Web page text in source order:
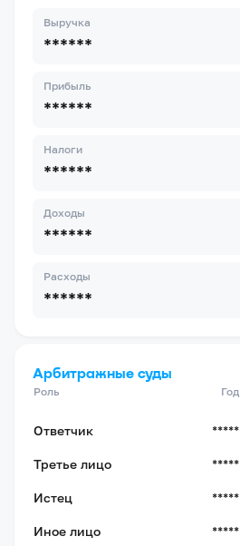
Выручка
******
Прибыль
******
Налоги
******
Доходы
******
Расходы
******
Арбитражные суды
Роль Год
Ответчик *****
Третье лицо *****
Истец *****
Иное лицо *****